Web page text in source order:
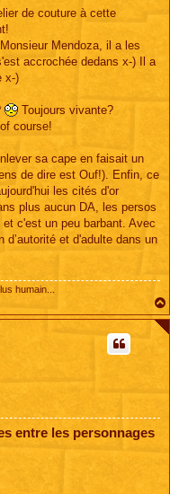
de couture à cette
Mendoza, il a les
accrochée dedans x-) Il a
x-)
Toujours vivante?
course!
sa cape en faisait un
de dire est Ouf!). Enfin, ce
les cités d'or
plus aucun DA, les persos
c'est un peu barbant. Avec
et d'adulte dans un
humain...
entre les personnages